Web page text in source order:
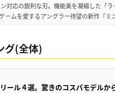
対応の鋭利な刃。機能美を凝縮した「
ームを愛するアングラー待望の新作『
グ(全体)
ール４選。驚きのコスパモデルか